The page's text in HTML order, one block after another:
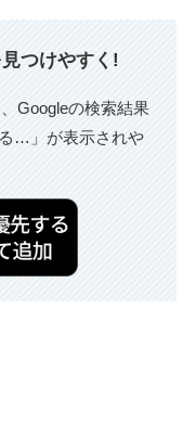
つけやすく!
Googleの検索結果
…」が表示されや